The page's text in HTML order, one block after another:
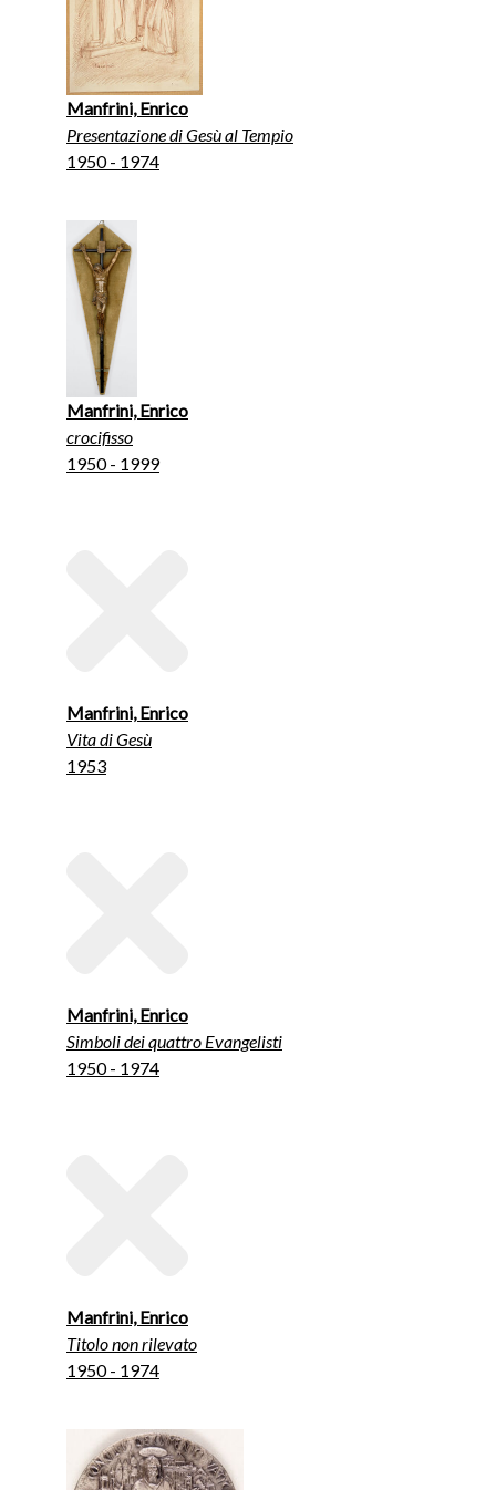
Manfrini, Enrico
Presentazione di Gesù al Tempio
1950 - 1974
Manfrini, Enrico
crocifisso
1950 - 1999
Manfrini, Enrico
Vita di Gesù
1953
Manfrini, Enrico
Simboli dei quattro Evangelisti
1950 - 1974
Manfrini, Enrico
Titolo non rilevato
1950 - 1974